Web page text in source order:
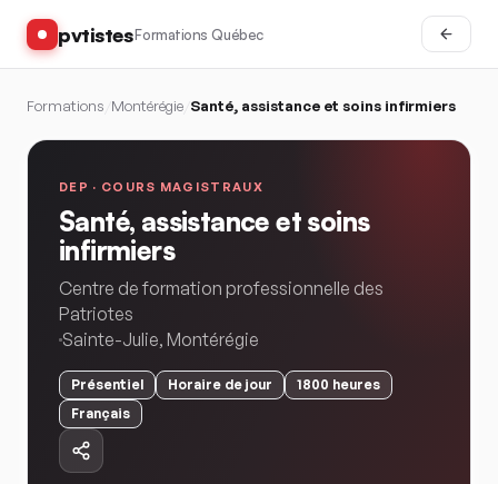
pvtistesFormations Québec
Formations Montérégie Santé, assistance et soins infirmiers
DEP · COURS MAGISTRAUX
Santé, assistance et soins
infirmiers
Centre de formation professionnelle des
Patriotes
Sainte-Julie, Montérégie
Présentiel Horaire de jour 1800 heures
Français